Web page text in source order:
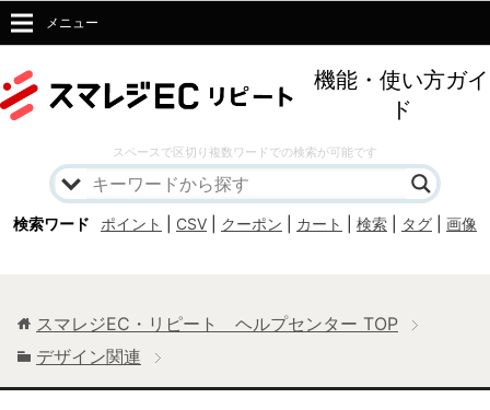
機能・使い方ガイ
ド
スペースで区切り複数ワードでの検索が可能です
検索ワード ポイント CSV クーポン カート 検索 タグ 画像
メニュー
スマレジEC・リピート ヘルプセンター TOP
デザイン関連